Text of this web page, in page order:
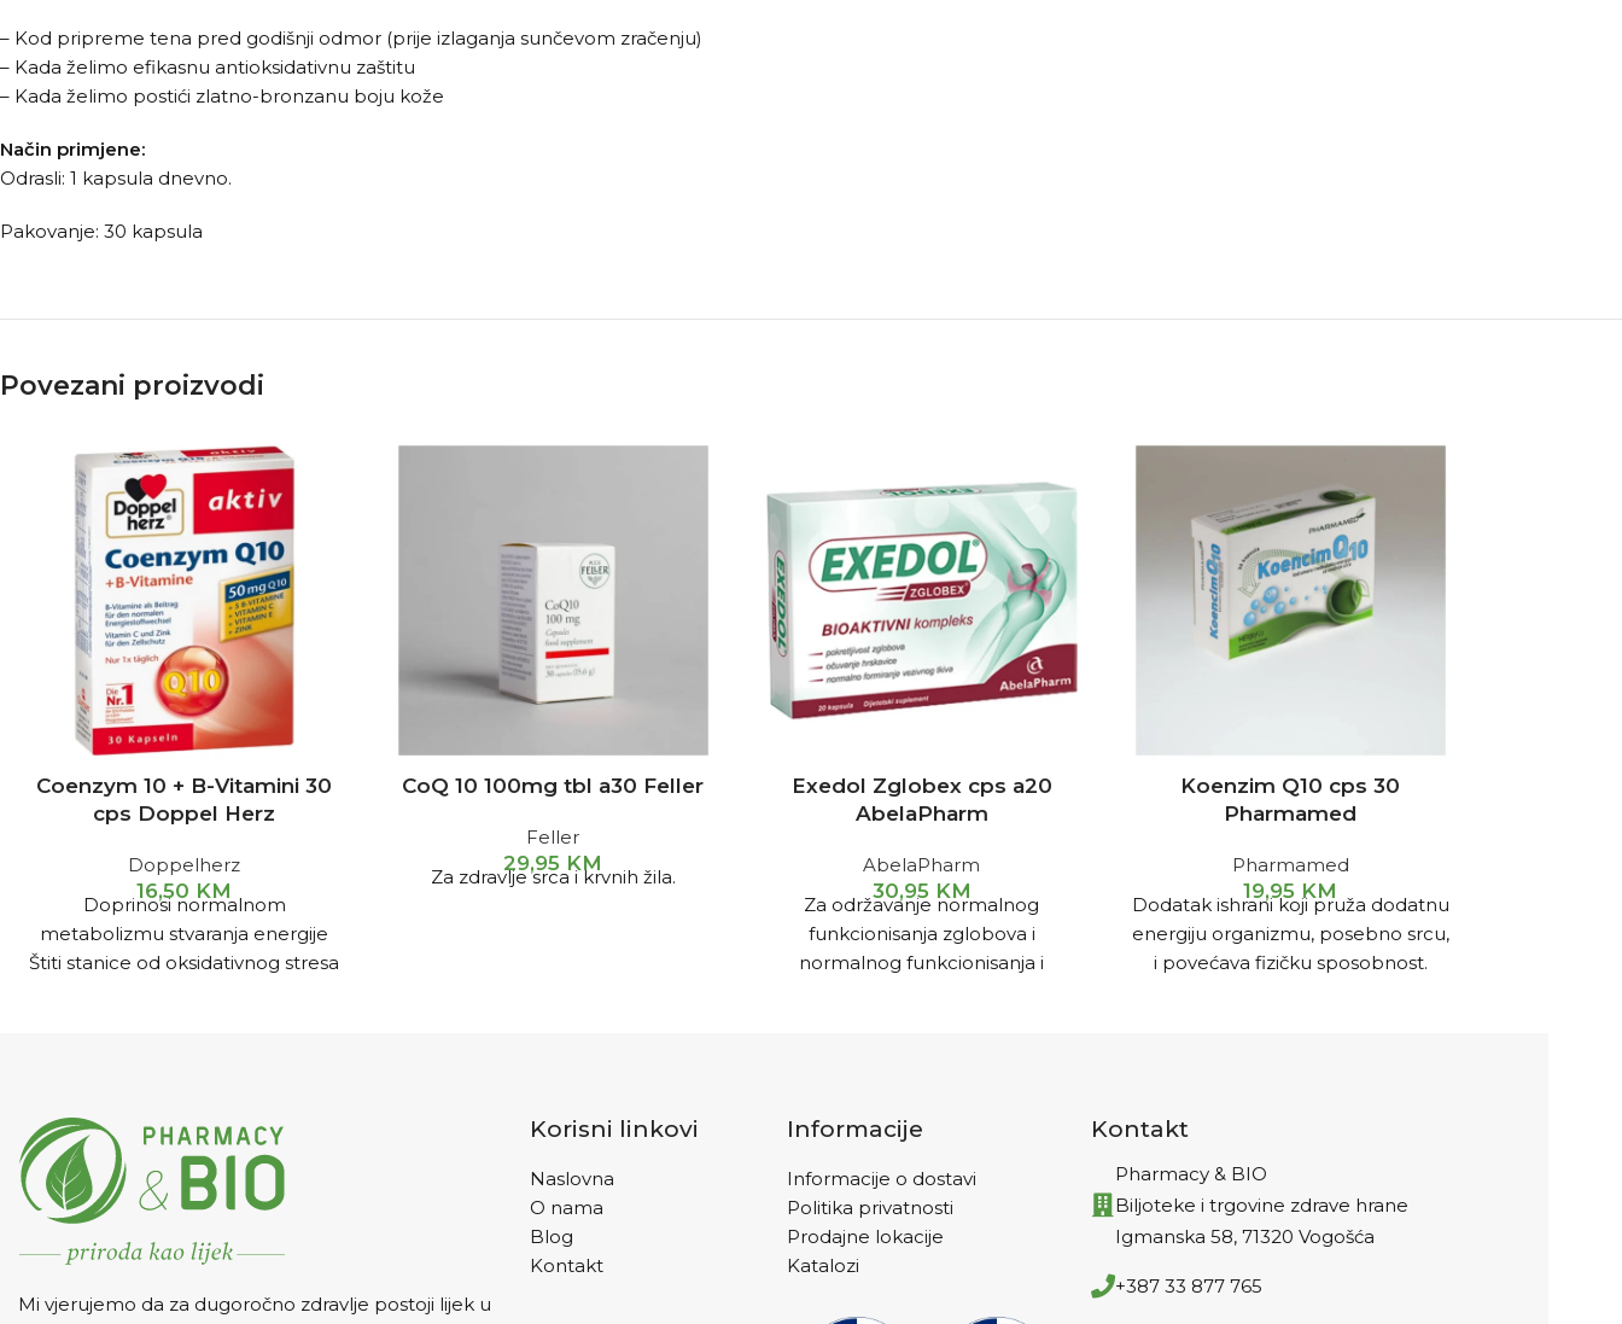
– Kod pripreme tena pred godišnji odmor (prije izlaganja sunčevom zračenju)
– Kada želimo efikasnu antioksidativnu zaštitu
– Kada želimo postići zlatno-bronzanu boju kože
Način primjene:
Odrasli: 1 kapsula dnevno.
Pakovanje: 30 kapsula
Povezani proizvodi
Coenzym 10 + B-Vitamini 30
cps Doppel Herz
Doppelherz
16,50 KM
Doprinosi normalnom
metabolizmu stvaranja energije
Štiti stanice od oksidativnog stresa
CoQ 10 100mg tbl a30 Feller
Feller
29,95 KM
Za zdravlje srca i krvnih žila.
Exedol Zglobex cps a20
AbelaPharm
AbelaPharm
30,95 KM
Za održavanje normalnog
funkcionisanja zglobova i
normalnog funkcionisanja i
Koenzim Q10 cps 30
Pharmamed
Pharmamed
19,95 KM
Dodatak ishrani koji pruža dodatnu
energiju organizmu, posebno srcu,
i povećava fizičku sposobnost.
Mi vjerujemo da za dugoročno zdravlje postoji lijek u
Korisni linkovi
Naslovna
O nama
Blog
Kontakt
Informacije
Informacije o dostavi
Politika privatnosti
Prodajne lokacije
Katalozi
Kontakt
Pharmacy & BIO
Biljoteke i trgovine zdrave hrane
Igmanska 58, 71320 Vogošća
+387 33 877 765